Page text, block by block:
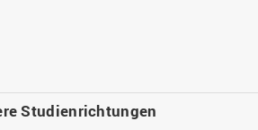
Studienrichtungen